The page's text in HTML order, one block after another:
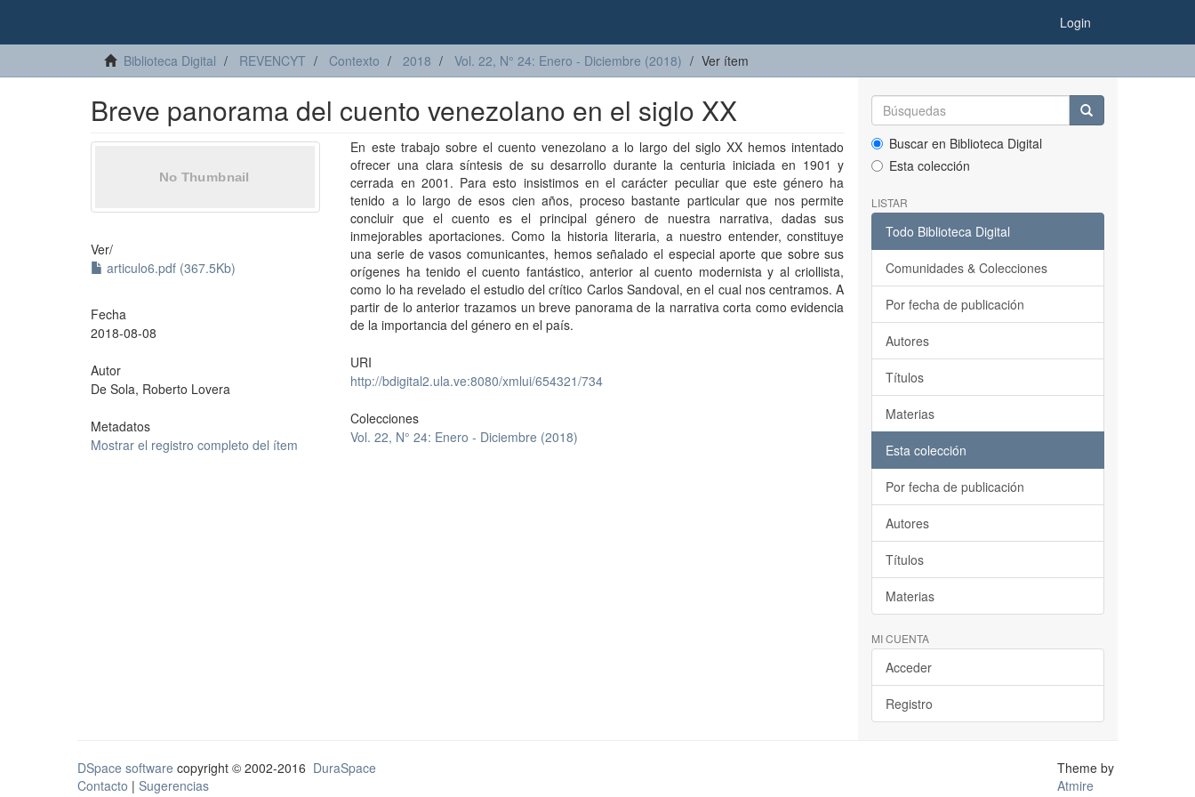
Login
Biblioteca Digital REVENCYT Contexto 2018 Vol. 22, N° 24: Enero - Diciembre (2018) Ver ítem
Breve panorama del cuento venezolano en el siglo XX
Ver/
articulo6.pdf (367.5Kb)
Fecha
2018-08-08
Autor
De Sola, Roberto Lovera
Metadatos
Mostrar el registro completo del ítem
En este trabajo sobre el cuento venezolano a lo largo del siglo XX hemos intentado
ofrecer una clara síntesis de su desarrollo durante la centuria iniciada en 1901 y
cerrada en 2001. Para esto insistimos en el carácter peculiar que este género ha
tenido a lo largo de esos cien años, proceso bastante particular que nos permite
concluir que el cuento es el principal género de nuestra narrativa, dadas sus
inmejorables aportaciones. Como la historia literaria, a nuestro entender, constituye
una serie de vasos comunicantes, hemos señalado el especial aporte que sobre sus
orígenes ha tenido el cuento fantástico, anterior al cuento modernista y al criollista,
como lo ha revelado el estudio del crítico Carlos Sandoval, en el cual nos centramos. A
partir de lo anterior trazamos un breve panorama de la narrativa corta como evidencia
de la importancia del género en el país.
URI
http://bdigital2.ula.ve:8080/xmlui/654321/734
Colecciones
Vol. 22, N° 24: Enero - Diciembre (2018)
Buscar en Biblioteca Digital
Esta colección
LISTAR
Todo Biblioteca Digital
Comunidades & Colecciones
Por fecha de publicación
Autores
Títulos
Materias
Esta colección
Por fecha de publicación
Autores
Títulos
Materias
MI CUENTA
Acceder
Registro
DSpace software copyright © 2002-2016 DuraSpace
Contacto | Sugerencias
Theme by
Atmire